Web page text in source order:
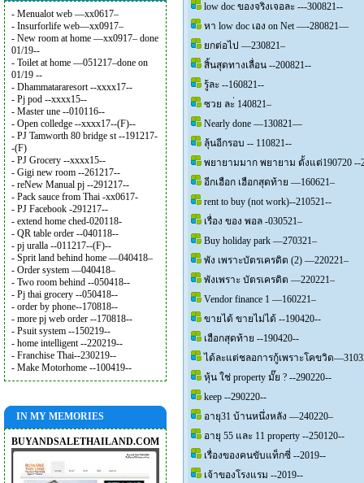
- Menualot web —xx0617–
- Insurforlife web—xx0917–
- New room at home —xx0917– done
01/19--
- Toilet at home —051217–done on
01/19 --
- Dhammatararesort --xxxx17--
- Pj pod --xxxx15--
- Master une --010116--
- Open colledge --xxxx17--(F)--
- PJ Tamworth 80 bridge st --191217-
-(F)
- PJ Grocery --xxxx15--
- Gigi new room --261217--
- reNew Manual pj --291217--
- Pack sauce from Thai -xx0617-
- PJ Facebook -291217--
- extend home ched-020118-
- QR table order --040118--
- pj uralla --011217--(F)--
- Sprit land behind home —040418–
- Order system —040418–
- Two room behind --050418--
- Pj thai grocery --050418--
- order by phone--170818--
- more pj web order --170818--
- Psuit system --150219--
- home intelligent --220219--
- Franchise Thai--230219--
- Make Motorhome --100419--
IN MY MEMORIES
BUYANDSALETHAILAND.COM
low doc ของจริงเจอละ ---300821--
หา low doc เอง on Net —-280821—
ยกต่อไป —230821–
สิ้นสุดทางเลื่อน --200821--
รู้ละ --160821--
ซวย ละ่ 140821–
Nearly done —130821—
ลุ้นอีกรอบ -- 110821--
พยายามมาก พยายาม ตั้งแต่190720 --
อีกเฮือก เฮือกสุดท้าย —160621–
rent to buy (not work)--210521--
เรื่อง ของ พอล -030521–
Buy holiday park —270321–
พัง เพราะบัตรเครดิต (2) —220221–
พังเพราะ บัตรเครดิต —220221–
Vendor finance 1 —160221–
ขายได้ ขายไม่ได้ --190420--
เฮือกสุดท้าย --190420--
ได้ละแต่ชลอการกู้เพราะโคขวิด
หุ้น ใช่ property มั๊ย ? --290220--
keep --290220--
อายุ31 บ้านหนึ่งหลัง —240220–
อายุ 55 และ 11 property --250120--
เรื่องของคนขับแท็กซี่ --2019--
เจ้าของโรงแรม --2019--